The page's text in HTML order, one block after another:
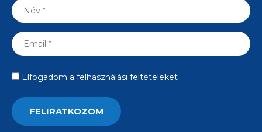
Elfogadom a felhasználási feltételeket